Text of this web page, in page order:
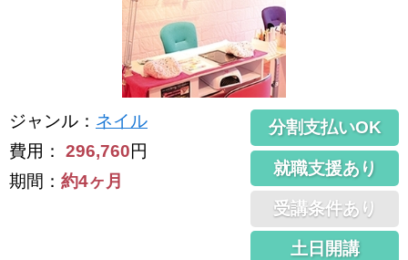
ジャンル ： ネイル
費用： 296,760円
期間： 約4ヶ月
分割支払いOK
就職支援あり
受講条件あり
土日開講